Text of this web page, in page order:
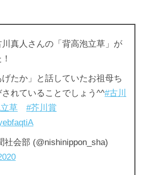
真人さんの「背高泡立草」が
げたか」と話していたお祖母ち
されていることでしょう^^#古川
草
#芥川賞
会部 (@nishinippon_sha)